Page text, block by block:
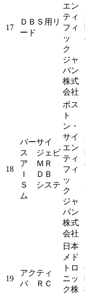
17
ＤＢＳ用リ
ード
エン
ティ
フィ
ッ
ク
ジャ
パン
株式
会社
18
バーサイ
ス ジェビ
ア ＭＲ
Ｉ ＤＢ
Ｓ システ
ム
ボス
ト
ン・
サイ
エン
ティ
フィ
ッ
ク
ジャ
パン
株式
会社
19
アクティ
バ ＲＣ
日本
メド
トロ
ニッ
ク株